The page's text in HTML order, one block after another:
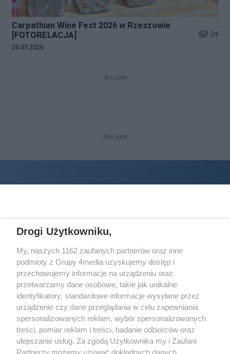
Carpathian Wine Fest 2026 w Rzeszowie
[FOTORELACJA]
Liczba
24
Data dodania galerii:
26.07.2026
REKLAMA
REKLAMA
Wydawcąhalorzeszow.pljest:
STOWARZYSZENIE INICJATYW SPOŁECZNYCH PERSPEKTYWA
Adres do korespondencji:
ul. Piastów 3/2035-077 Rzeszów
kontakt@halorzeszow.pl
Drogi Użytkowniku,
My, naszych 1162 zaufanych partnerów oraz inne
podmioty z Grupy 4media uzyskujemy dostęp i
przechowujemy informacje na urządzeniu oraz
przetwarzamy dane osobowe, takie jak unikalne
identyfikatory, standardowe informacje wysyłane przez
urządzenie czy dane przeglądania w celu zapewniania
spersonalizowanych reklam, wybór spersonalizowanych
treści, pomiar reklam i treści, badanie odbiorców oraz
ulepszanie usług. Za zgodą Użytkownika my i Zaufani
Partnerzy możemy używać dokładnych danych